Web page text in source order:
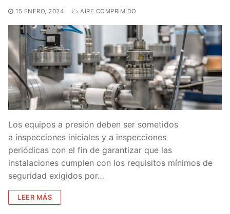
15 ENERO, 2024 AIRE COMPRIMIDO
Los equipos a presión deben ser sometidos
a inspecciones iniciales y a inspecciones
periódicas con el fin de garantizar que las
instalaciones cumplen con los requisitos mínimos de
seguridad exigidos por…
LEER MÁS